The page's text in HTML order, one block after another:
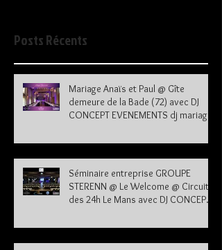
Posts Récents
Mariage Anaïs et Paul @ Gîte
demeure de la Bade (72) avec DJ
CONCEPT EVENEMENTS dj mariage
Séminaire entreprise GROUPE
STERENN @ Le Welcome @ Circuit
des 24h Le Mans avec DJ CONCEPT